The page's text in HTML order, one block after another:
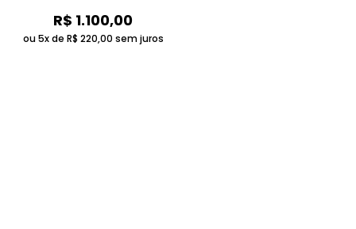
R$ 1.100,00
ou 5x de R$ 220,00 sem juros